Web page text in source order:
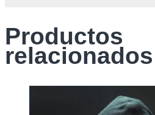
Productos
relacionados